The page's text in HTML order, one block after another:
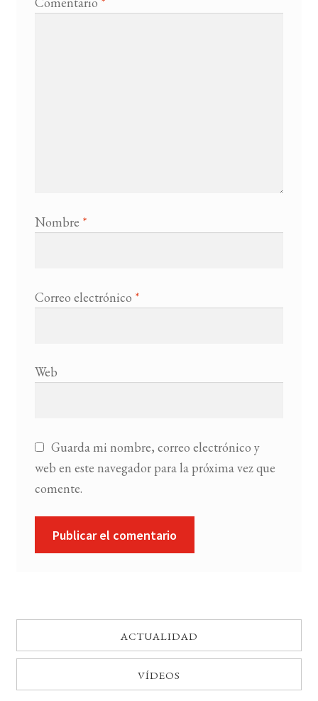
Nombre *
Correo electrónico *
Web
Guarda mi nombre, correo electrónico y
web en este navegador para la próxima vez que
comente.
ACTUALIDAD
VÍDEOS